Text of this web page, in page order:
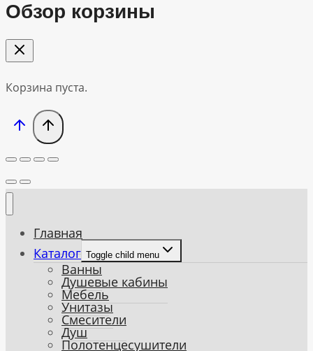
Обзор корзины
Корзина пуста.
Главная
Каталог Toggle child menu
Ванны
Душевые кабины
Мебель
Унитазы
Смесители
Душ
Полотенцесушители